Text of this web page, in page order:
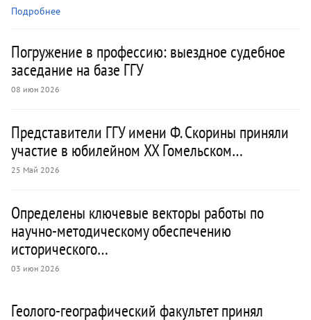
Подробнее
Погружение в профессию: выездное судебное
заседание на базе ГГУ
08 июн 2026
Определены ключевые векторы работы по
научно-методическому обеспечению
исторического…
03 июн 2026
Представители ГГУ имени Ф. Скорины приняли
участие в юбилейном XX Гомельском…
25 Май 2026
Геолого-географический факультет принял